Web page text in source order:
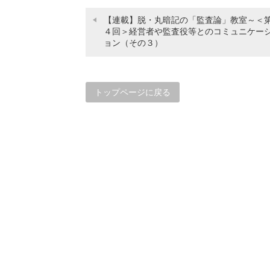
【連載】脱・丸暗記の「監査論」教室～＜
４回＞経営者や監査役等とのコミュニケー
ョン（その３）
トップページに戻る